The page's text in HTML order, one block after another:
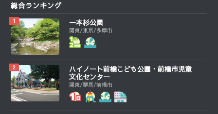
総合ランキング
一本杉公園
関東/東京/多摩市
ハイノート前橋こども公園・前橋市児童
文化センター
関東/群馬/前橋市